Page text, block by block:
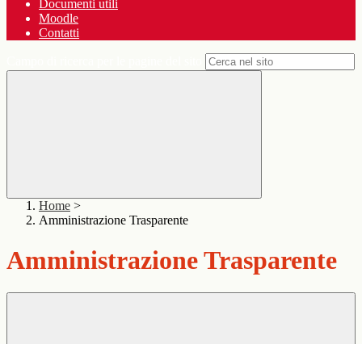
Documenti utili
Moodle
Contatti
Home >
Amministrazione Trasparente
Amministrazione Trasparente